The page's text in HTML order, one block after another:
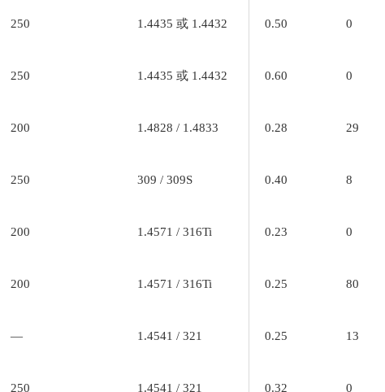
250 1.4435 或 1.4432 0.50 0
250 1.4435 或 1.4432 0.60 0
200 1.4828 / 1.4833 0.28 29
250 309 / 309S 0.40 8
200 1.4571 / 316Ti 0.23 0
200 1.4571 / 316Ti 0.25 80
— 1.4541 / 321 0.25 13
250 1.4541 / 321 0.32 0